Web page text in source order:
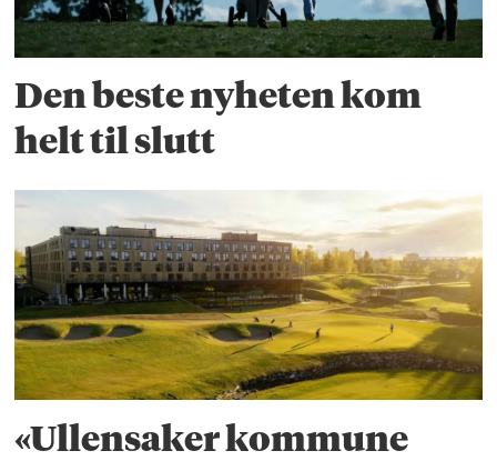
Den beste nyheten kom
helt til slutt
«Ullensaker kommune